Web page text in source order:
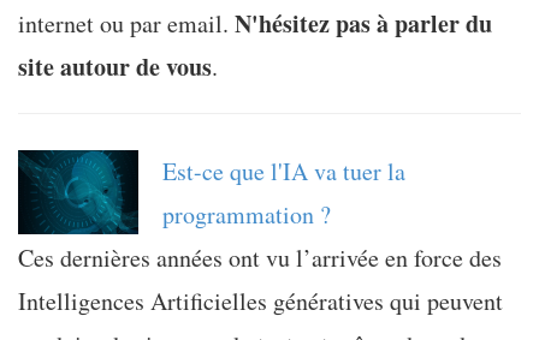
internet ou par email. N'hésitez pas à parler du
site autour de vous.
Est-ce que l'IA va tuer la
programmation ?
Ces dernières années ont vu l’arrivée en force des
Intelligences Artificielles génératives qui peuvent